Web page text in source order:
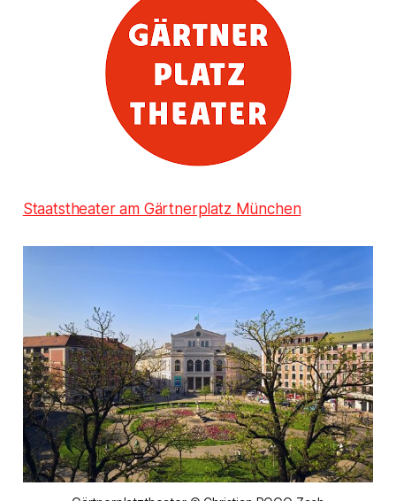
Staatstheater am Gärtnerplatz München